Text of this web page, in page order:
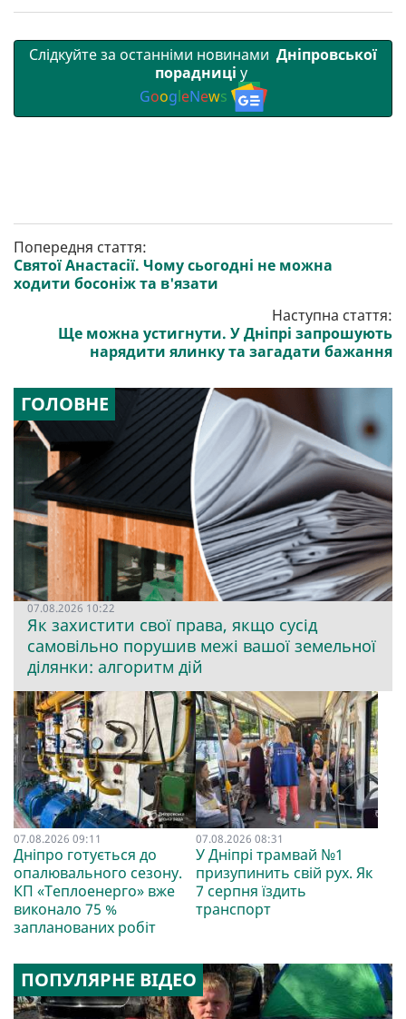
Слідкуйте за останніми новинами Дніпровської
порадниці у
GoogleNews
Попередня стаття:
Святої Анастасії. Чому сьогодні не можна
ходити босоніж та в'язати
Наступна стаття:
Ще можна устигнути. У Дніпрі запрошують
нарядити ялинку та загадати бажання
ГОЛОВНЕ
07.08.2026 10:22
Як захистити свої права, якщо сусід
самовільно порушив межі вашої земельної
ділянки: алгоритм дій
07.08.2026 09:11
Дніпро готується до
опалювального сезону.
КП «Теплоенерго» вже
виконало 75 %
запланованих робіт
07.08.2026 08:31
У Дніпрі трамвай №1
призупинить свій рух. Як
7 серпня їздить
транспорт
ПОПУЛЯРНЕ ВІДЕО